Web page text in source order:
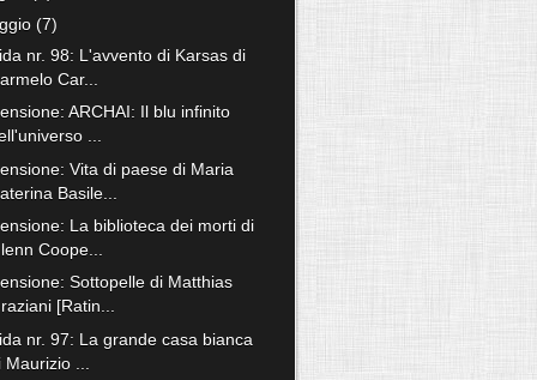
(7)
nr. 98: L'avvento di Karsas di
Car...
ARCHAI: Il blu infinito
...
Vita di paese di Maria
Basile...
La biblioteca dei morti di
Coope...
Sottopelle di Matthias
[Ratin...
nr. 97: La grande casa bianca
Maurizio ...